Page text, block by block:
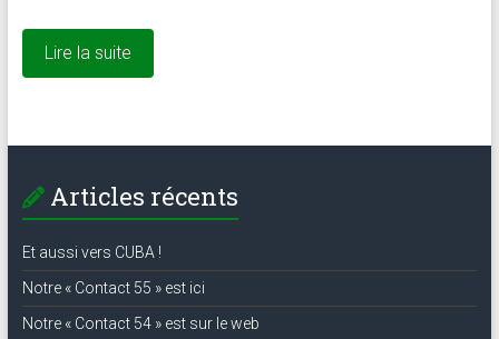
Lire la suite
Articles récents
Et aussi vers CUBA !
Notre « Contact 55 » est ici
Notre « Contact 54 » est sur le web